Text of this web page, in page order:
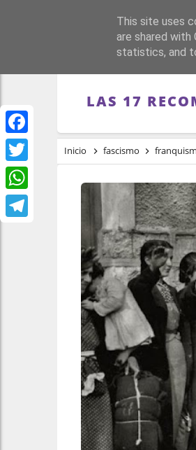
Facebook
Twitter
WhatsApp
LAS 17
Inicio fascismo
This site uses
are shared
statistics, and